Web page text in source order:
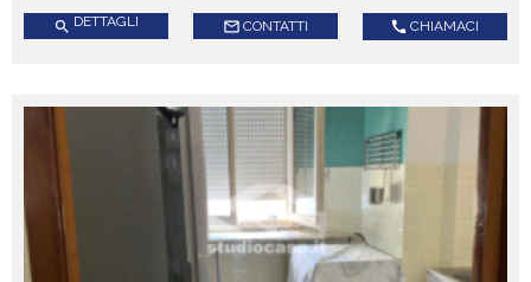
search DETTAGLI mail_outline CONTATTI call CHIAMACI